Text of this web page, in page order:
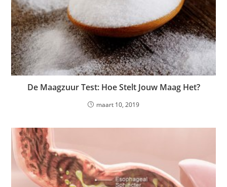
De Maagzuur Test: Hoe Stelt Jouw Maag Het?
maart 10, 2019